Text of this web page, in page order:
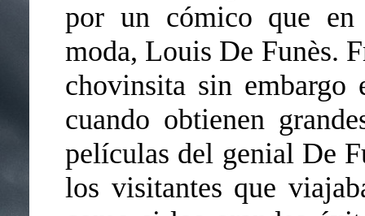
por un cómico que en
moda, Louis De Funès.
chovinsita sin embargo
cuando obtienen
películas del genial De
los visitantes que